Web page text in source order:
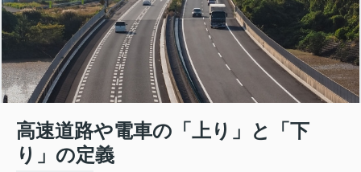
高速道路や電車の「上り」と「下
り」の定義